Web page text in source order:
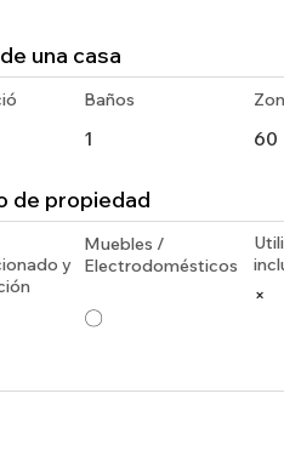
una casa
Baños
1 60
de propiedad
y
Muebles /
Electrodomésticos
〇
×